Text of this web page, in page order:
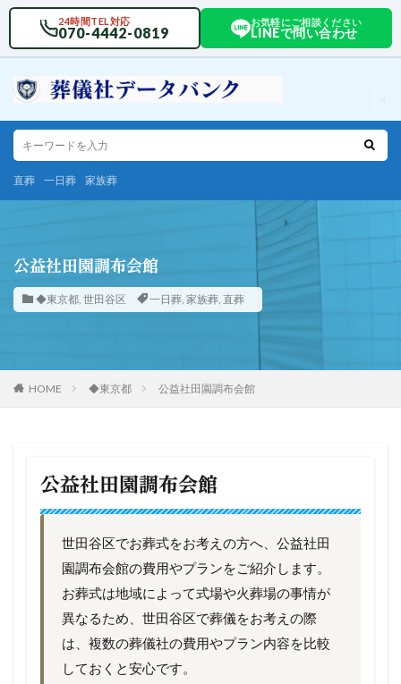
24時間TEL対応
070-4442-0819
お気軽にご相談ください
LINEで問い合わせ
直葬 一日葬 家族葬
公益社田園調布会館
◆東京都, 世田谷区 一日葬, 家族葬, 直葬
HOME ◆東京都 公益社田園調布会館
公益社田園調布会館
世田谷区でお葬式をお考えの方へ、公益社田
園調布会館の費用やプランをご紹介します。
お葬式は地域によって式場や火葬場の事情が
異なるため、世田谷区で葬儀をお考えの際
は、複数の葬儀社の費用やプラン内容を比較
しておくと安心です。